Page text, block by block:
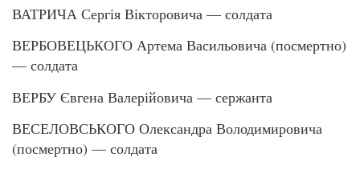
ВАТРИЧА Сергія Вікторовича — солдата
ВЕРБОВЕЦЬКОГО Артема Васильовича (посмертно)
— солдата
ВЕРБУ Євгена Валерійовича — сержанта
ВЕСЕЛОВСЬКОГО Олександра Володимировича
(посмертно) — солдата